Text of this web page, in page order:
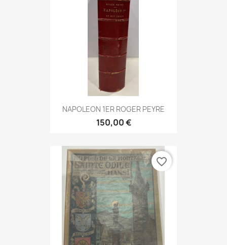
NAPOLEON 1ER ROGER PEYRE
150,00 €
favorite_border